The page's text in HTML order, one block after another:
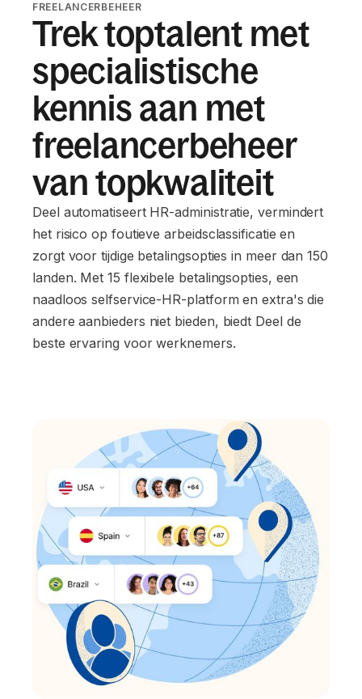
FREELANCERBEHEER
Trek toptalent met
specialistische
kennis aan met
freelancerbeheer
van topkwaliteit
Deel automatiseert HR-administratie, vermindert
het risico op foutieve arbeidsclassificatie en
zorgt voor tijdige betalingsopties in meer dan 150
landen. Met 15 flexibele betalingsopties, een
naadloos selfservice-HR-platform en extra's die
andere aanbieders niet bieden, biedt Deel de
beste ervaring voor werknemers.